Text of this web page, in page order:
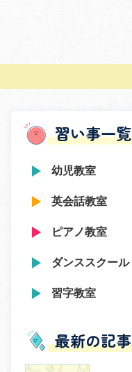
習い事一覧
幼児教室
英会話教室
ピアノ教室
ダンススクール
習字教室
最新の記事